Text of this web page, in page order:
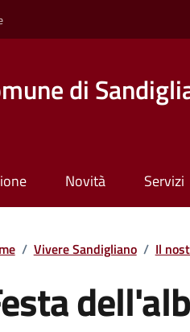
di
Novità Servizi
/ Vivere Sandigliano / Il